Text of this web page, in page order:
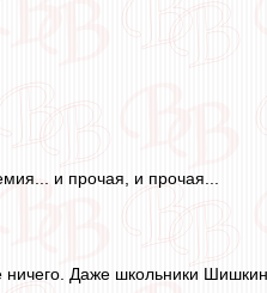
и прочая, и прочая...
ничего. Даже школьники